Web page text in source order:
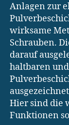
Anlagen zur
wirksame
Schrauben.
darauf
haltbaren
Hier sind die
Funktionen